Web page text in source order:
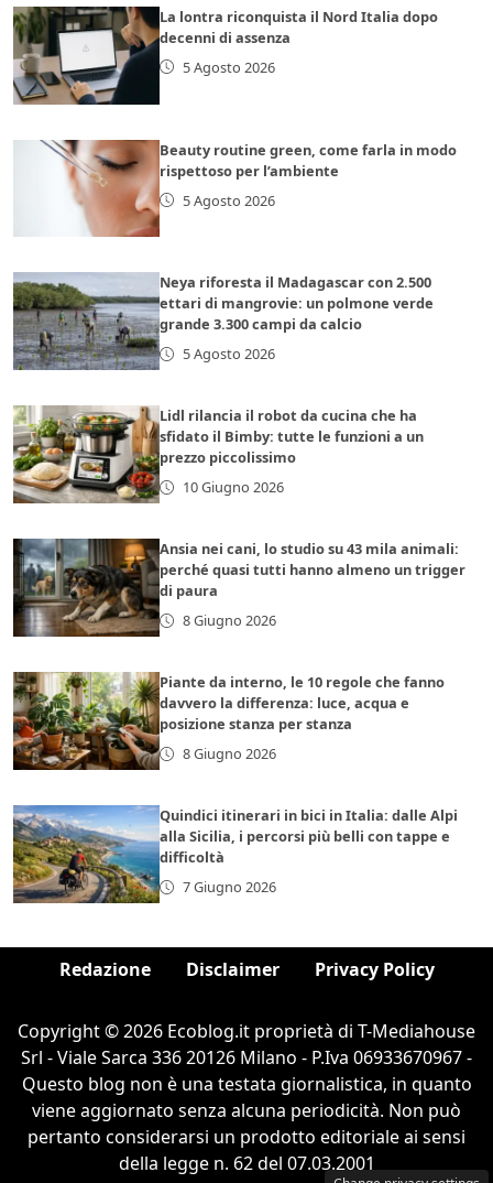
La lontra riconquista il Nord Italia dopo
decenni di assenza
5 Agosto 2026
Beauty routine green, come farla in modo
rispettoso per l’ambiente
5 Agosto 2026
Neya riforesta il Madagascar con 2.500
ettari di mangrovie: un polmone verde
grande 3.300 campi da calcio
5 Agosto 2026
Lidl rilancia il robot da cucina che ha
sfidato il Bimby: tutte le funzioni a un
prezzo piccolissimo
10 Giugno 2026
Ansia nei cani, lo studio su 43 mila animali:
perché quasi tutti hanno almeno un trigger
di paura
8 Giugno 2026
Piante da interno, le 10 regole che fanno
davvero la differenza: luce, acqua e
posizione stanza per stanza
8 Giugno 2026
Quindici itinerari in bici in Italia: dalle Alpi
alla Sicilia, i percorsi più belli con tappe e
difficoltà
7 Giugno 2026
Redazione Disclaimer Privacy Policy
Copyright © 2026 Ecoblog.it proprietà di T-Mediahouse
Srl - Viale Sarca 336 20126 Milano - P.Iva 06933670967 -
Questo blog non è una testata giornalistica, in quanto
viene aggiornato senza alcuna periodicità. Non può
pertanto considerarsi un prodotto editoriale ai sensi
della legge n. 62 del 07.03.2001